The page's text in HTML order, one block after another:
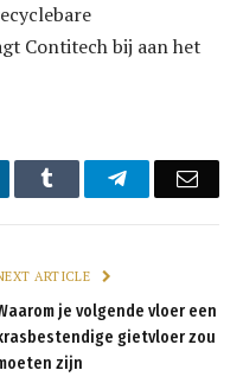
Contitech bij aan het
Tumblr Telegram
ARTICLE
je volgende vloer een
krasbestendige gietvloer zou
zijn